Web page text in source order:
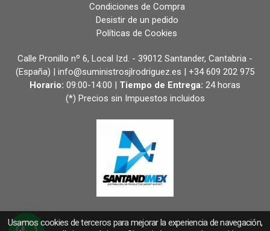
Condiciones de Compra
Desistir de un pedido
Políticas de Cookies
Calle Pronillo nº 6, Local Izd. - 39012 Santander, Cantabria -
(España) | info@suministrosjlrodriguez.es | +34 609 202 975
Horario: 09:00-14:00 | Tiempo de Entrega: 24 horas
(*) Precios sin Impuestos incluidos
Usamos cookies de terceros para mejorar la experiencia de navegación,